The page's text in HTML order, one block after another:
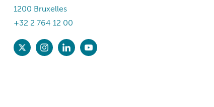
1200 Bruxelles
+32 2 764 12 00